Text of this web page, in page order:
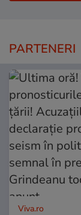
PARTENERI
Viva.ro